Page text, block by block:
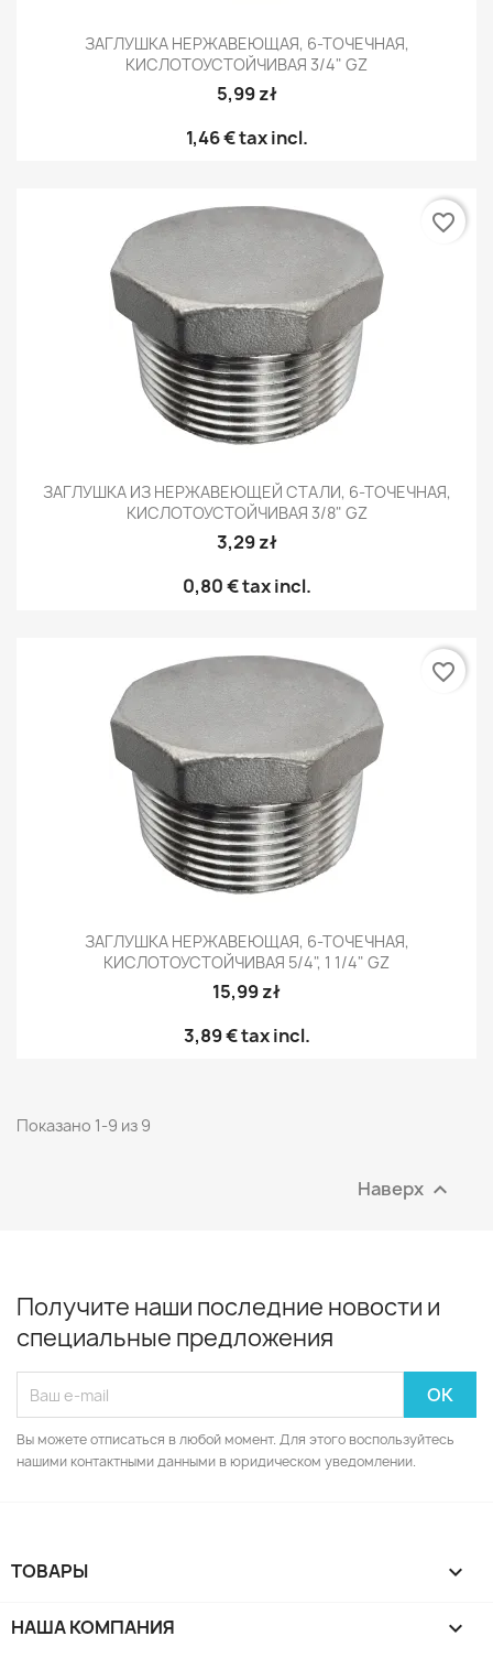
ЗАГЛУШКА НЕРЖАВЕЮЩАЯ, 6-ТОЧЕЧНАЯ,
КИСЛОТОУСТОЙЧИВАЯ 3/4" GZ
5,99 zł
1,46 €tax incl.
ЗАГЛУШКА ИЗ НЕРЖАВЕЮЩЕЙ СТАЛИ, 6-ТОЧЕЧНАЯ,
КИСЛОТОУСТОЙЧИВАЯ 3/8" GZ
3,29 zł
0,80 €tax incl.
favorite_border
ЗАГЛУШКА НЕРЖАВЕЮЩАЯ, 6-ТОЧЕЧНАЯ,
КИСЛОТОУСТОЙЧИВАЯ 5/4", 1 1/4" GZ
15,99 zł
3,89 €tax incl.
favorite_border
Показано 1-9 из 9
Наверх 
Получите наши последние новости и
специальные предложения
Вы можете отписаться в любой момент. Для этого воспользуйтесь
нашими контактными данными в юридическом уведомлении.
ТОВАРЫ 
НАША КОМПАНИЯ 